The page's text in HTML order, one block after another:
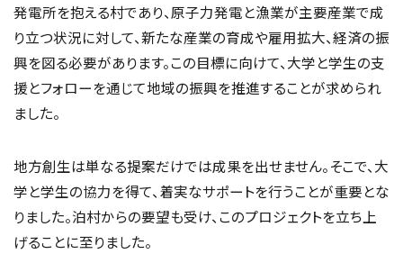
発電所を抱える村であり、原子力発電と漁業が主要産業で成
り立つ状況に対して、新たな産業の育成や雇用拡大、経済の振
興を図る必要があります。この目標に向けて、大学と学生の支
援とフォローを通じて地域の振興を推進することが求められ
ました。
地方創生は単なる提案だけでは成果を出せません。そこで、大
学と学生の協力を得て、着実なサポートを行うことが重要とな
りました。泊村からの要望も受け、このプロジェクトを立ち上
げることに至りました。